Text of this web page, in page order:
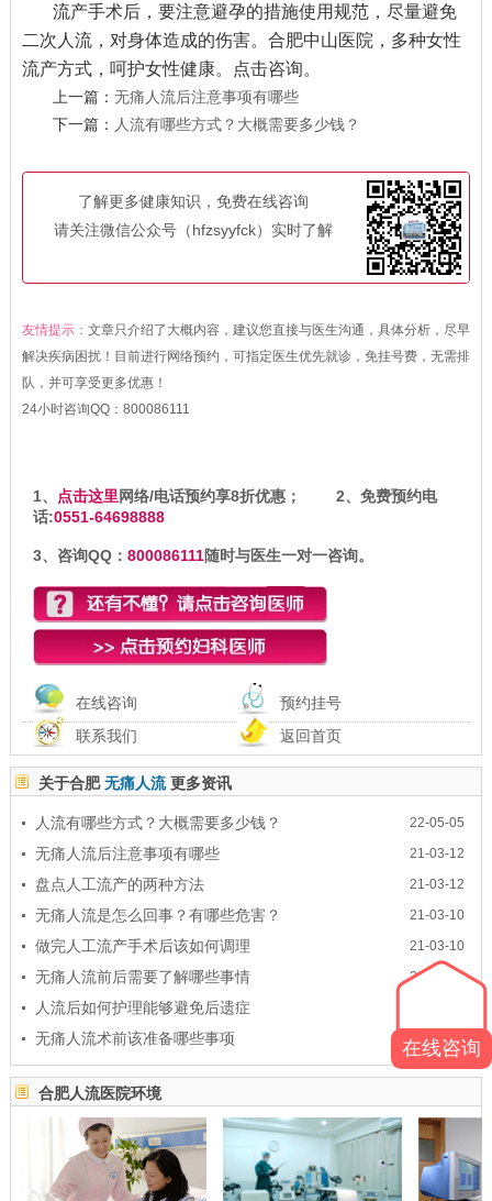
流产手术后，要注意避孕的措施使用规范，尽量避免
二次人流，对身体造成的伤害。合肥中山医院，多种女性
流产方式，呵护女性健康。点击咨询。
上一篇： 无痛人流后注意事项有哪些
下一篇： 人流有哪些方式？大概需要多少钱？
了解更多健康知识，免费在线咨询
请关注微信公众号（hfzsyyfck）实时了解
友情提示： 文章只介绍了大概内容，建议您直接与医生沟通，具体分析，尽早
解决疾病困扰！目前进行网络预约，可指定医生优先就诊，免挂号费，无需排
队，并可享受更多优惠！
24小时咨询QQ： 800086111
1、 点击这里网络/电话预约享8折优惠； 2、免费预约电
话:0551-64698888
3、咨询QQ： 800086111随时与医生一对一咨询。
在线咨询
预约挂号
联系我们
返回首页
关于合肥无痛人流更多资讯
22-05-05
人流有哪些方式？大概需要多少钱？
21-03-12
无痛人流后注意事项有哪些
21-03-12
盘点人工流产的两种方法
21-03-10
无痛人流是怎么回事？有哪些危害？
21-03-10
做完人工流产手术后该如何调理
21-03-03
无痛人流前后需要了解哪些事情
人流后如何护理能够避免后遗症
21-02-26
无痛人流术前该准备哪些事项
合肥人流医院环境
在线咨询